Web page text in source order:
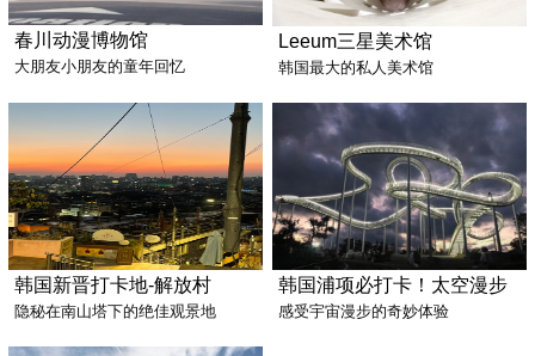
春川动漫博物馆
大朋友小朋友的童年回忆
Leeum三星美术馆
韩国最大的私人美术馆
韩国新晋打卡地-解放村
隐秘在南山塔下的绝佳观景地
韩国浦项必打卡！太空漫步
感受宇宙漫步的奇妙体验